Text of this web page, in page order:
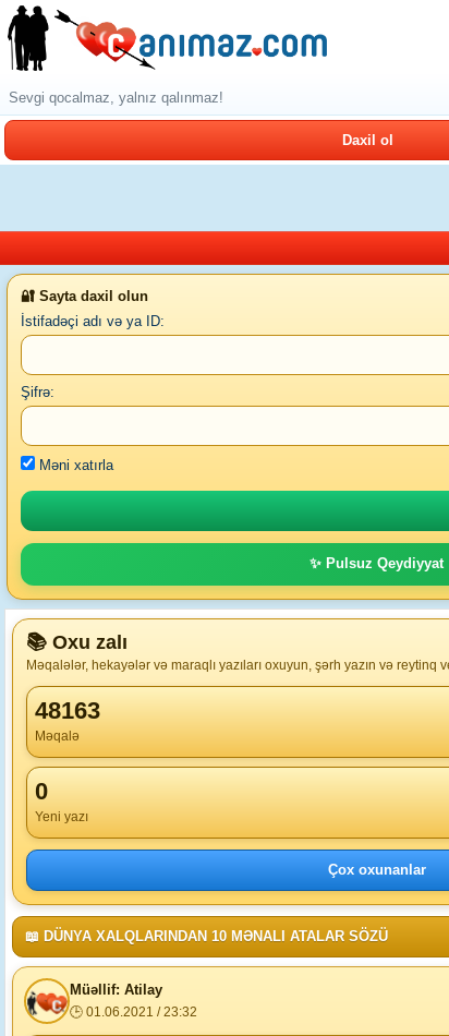
Sevgi qocalmaz, yalnız qalınmaz!
Daxil ol
🔐 Sayta daxil olun
İstifadəçi adı və ya ID:
Şifrə:
Məni xatırla
✨ Pulsuz Qeydiyyat
📚 Oxu zalı
Məqalələr, hekayələr və maraqlı yazıları oxuyun, şərh yazın və reytinq
48163
Məqalə
0
Yeni yazı
Çox oxunanlar
📖 DÜNYA XALQLARINDAN 10 MƏNALI ATALAR SÖZÜ
Müəllif: Atilay
🕒 01.06.2021 / 23:32